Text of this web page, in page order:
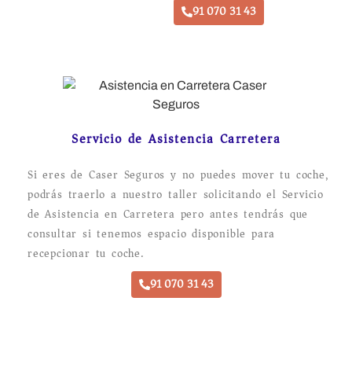
91 070 31 43
Servicio de Asistencia Carretera
Si eres de Caser Seguros y no puedes mover tu coche,
podrás traerlo a nuestro taller solicitando el Servicio
de Asistencia en Carretera pero antes tendrás que
consultar si tenemos espacio disponible para
recepcionar tu coche.
91 070 31 43